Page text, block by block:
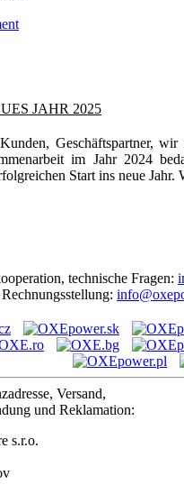
JAHR 2025
Geschäftspartner,
im Jahr 2024
Start ins neue Jahr.
technische Fragen:
Versand,
und Reklamation:
s.r.o.